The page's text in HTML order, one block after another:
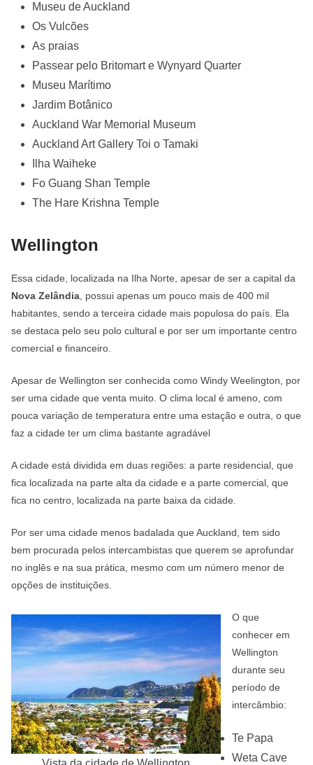
Museu de Auckland
Os Vulcões
As praias
Passear pelo Britomart e Wynyard Quarter
Museu Marítimo
Jardim Botânico
Auckland War Memorial Museum
Auckland Art Gallery Toi o Tamaki
Ilha Waiheke
Fo Guang Shan Temple
The Hare Krishna Temple
Wellington
Essa cidade, localizada na Ilha Norte, apesar de ser a capital da
Nova Zelândia , possui apenas um pouco mais de 400 mil
habitantes, sendo a terceira cidade mais populosa do país. Ela
se destaca pelo seu polo cultural e por ser um importante centro
comercial e financeiro.
Apesar de Wellington ser conhecida como Windy Weelington, por
ser uma cidade que venta muito. O clima local é ameno, com
pouca variação de temperatura entre uma estação e outra, o que
faz a cidade ter um clima bastante agradável
A cidade está dividida em duas regiões: a parte residencial, que
fica localizada na parte alta da cidade e a parte comercial, que
fica no centro, localizada na parte baixa da cidade.
Por ser uma cidade menos badalada que Auckland, tem sido
bem procurada pelos intercambistas que querem se aprofundar
no inglês e na sua prática, mesmo com um número menor de
opções de instituições.
O que
conhecer em
Wellington
durante seu
período de
intercâmbio:
Te Papa
Weta Cave